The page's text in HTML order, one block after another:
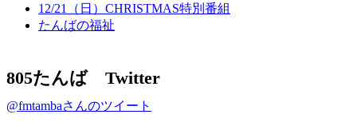
12/21（日）CHRISTMAS特別番組
たんばの福祉
805たんば Twitter
@fmtambaさんのツイート